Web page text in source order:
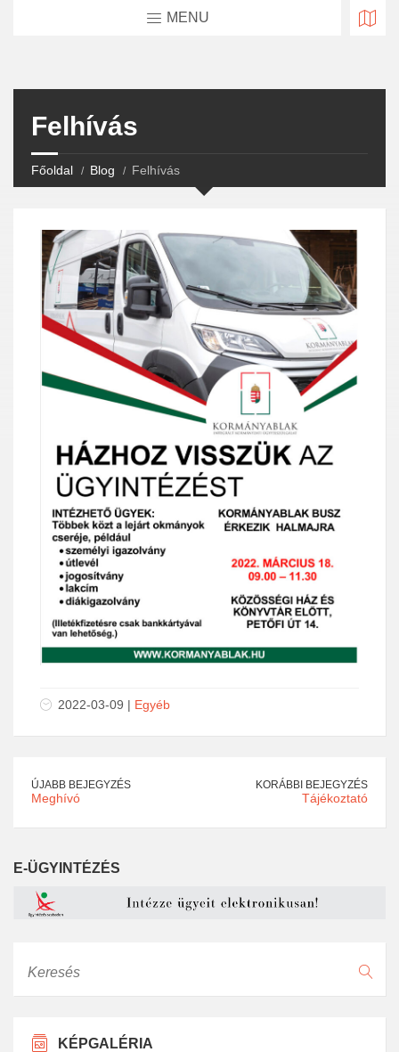
MENU
Felhívás
Főoldal Blog Felhívás
2022-03-09 | Egyéb
ÚJABB BEJEGYZÉS
Meghívó
KORÁBBI BEJEGYZÉS
Tájékoztató
E-ÜGYINTÉZÉS
KÉPGALÉRIA